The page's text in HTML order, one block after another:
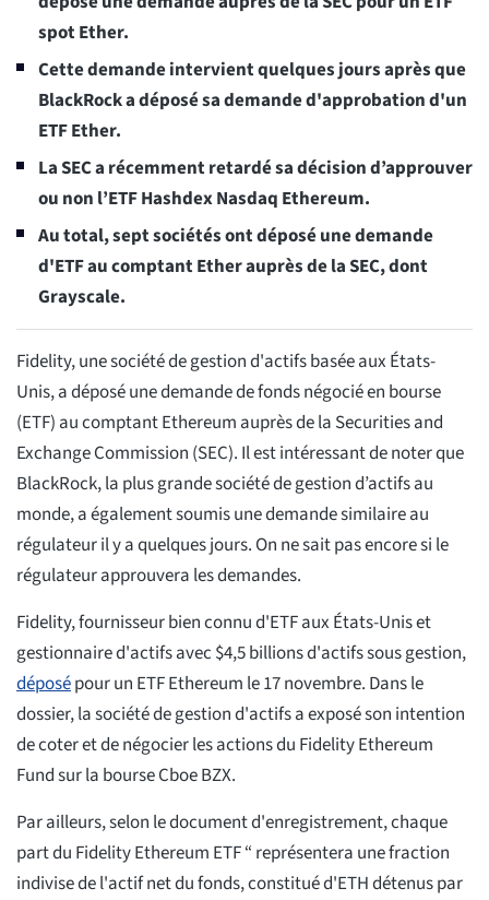
spot Ether.
Cette demande intervient quelques jours après que
BlackRock a déposé sa demande d'approbation d'un
ETF Ether.
La SEC a récemment retardé sa décision d’approuver
ou non l’ETF Hashdex Nasdaq Ethereum.
Au total, sept sociétés ont déposé une demande
d'ETF au comptant Ether auprès de la SEC, dont
Grayscale.
Fidelity, une société de gestion d'actifs basée aux États-
Unis, a déposé une demande de fonds négocié en bourse
(ETF) au comptant Ethereum auprès de la Securities and
Exchange Commission (SEC). Il est intéressant de noter que
BlackRock, la plus grande société de gestion d’actifs au
monde, a également soumis une demande similaire au
régulateur il y a quelques jours. On ne sait pas encore si le
régulateur approuvera les demandes.
Fidelity, fournisseur bien connu d'ETF aux États-Unis et
gestionnaire d'actifs avec $4,5 billions d'actifs sous gestion,
déposépour un ETF Ethereum le 17 novembre. Dans le
dossier, la société de gestion d'actifs a exposé son intention
de coter et de négocier les actions du Fidelity Ethereum
Fund sur la bourse Cboe BZX.
Par ailleurs, selon le document d'enregistrement, chaque
part du Fidelity Ethereum ETF “ représentera une fraction
indivise de l'actif net du fonds, constitué d'ETH détenus par